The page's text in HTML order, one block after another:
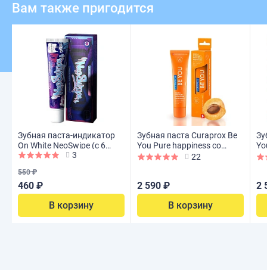
Вам также пригодится
Зубная паста-индикатор
On White NeoSwipe (с 6
лет), 30 мл
3
550 ₽
460 ₽
В корзину
Зубная паста Curaprox Be
You Pure happiness со
вкусом персика и
22
2 590 ₽
В корзину
2